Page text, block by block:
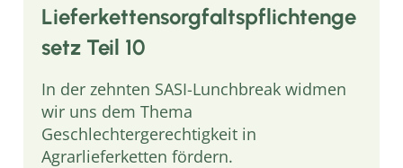
Lieferkettensorgfaltspflichtenge
setz Teil 10
In der zehnten SASI-Lunchbreak widmen
wir uns dem Thema
Geschlechtergerechtigkeit in
Agrarlieferketten fördern.